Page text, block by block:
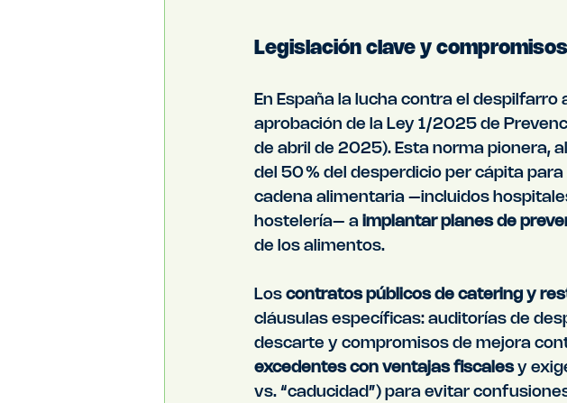
Legislación clave y
En España la lucha contra el
aprobación de la Ley 1/2025 de
de abril de 2025). Esta norma pionera,
del 50 % del desperdicio per cápita
cadena alimentaria –incluidos
hostelería– a implantar planes de
de los alimentos.
Los contratos públicos de catering y
cláusulas específicas: auditorías de
descarte y compromisos de mejora
excedentes con ventajas fiscales y
vs. “caducidad”) para evitar